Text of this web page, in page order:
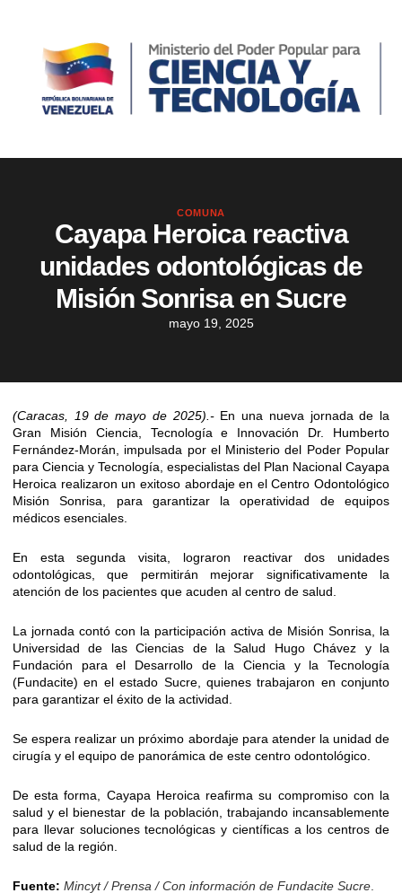
COMUNA
Cayapa Heroica reactiva
unidades odontológicas de
Misión Sonrisa en Sucre
mayo 19, 2025
(Caracas, 19 de mayo de 2025).- En una nueva jornada de la
Gran Misión Ciencia, Tecnología e Innovación Dr. Humberto
Fernández-Morán, impulsada por el Ministerio del Poder Popular
para Ciencia y Tecnología, especialistas del Plan Nacional Cayapa
Heroica realizaron un exitoso abordaje en el Centro Odontológico
Misión Sonrisa, para garantizar la operatividad de equipos
médicos esenciales.
En esta segunda visita, lograron reactivar dos unidades
odontológicas, que permitirán mejorar significativamente la
atención de los pacientes que acuden al centro de salud.
La jornada contó con la participación activa de Misión Sonrisa, la
Universidad de las Ciencias de la Salud Hugo Chávez y la
Fundación para el Desarrollo de la Ciencia y la Tecnología
(Fundacite) en el estado Sucre, quienes trabajaron en conjunto
para garantizar el éxito de la actividad.
Se espera realizar un próximo abordaje para atender la unidad de
cirugía y el equipo de panorámica de este centro odontológico.
De esta forma, Cayapa Heroica reafirma su compromiso con la
salud y el bienestar de la población, trabajando incansablemente
para llevar soluciones tecnológicas y científicas a los centros de
salud de la región.
Fuente: Mincyt / Prensa / Con información de Fundacite Sucre.